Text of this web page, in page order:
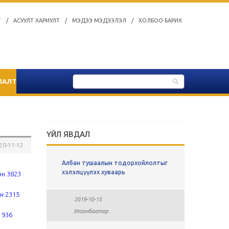
/ АСУУЛТ ХАРИУЛТ / МЭДЭЭ МЭДЭЭЛЭЛ / ХОЛБОО БАРИХ
11-12
3823
2315
936
ҮЙЛ ЯВДАЛ
Албан тушаалын тодорхойлолтыг
хэлэлцүүлэх хуваарь
2019-10-15
Улаанбаатар